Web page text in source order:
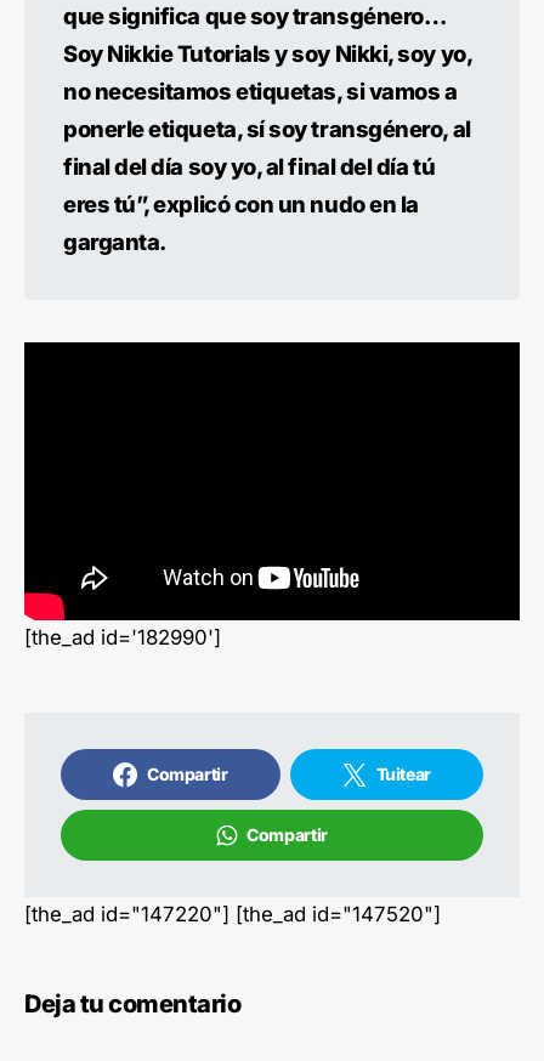
que significa que soy transgénero…
Soy Nikkie Tutorials y soy Nikki, soy yo,
no necesitamos etiquetas, si vamos a
ponerle etiqueta, sí soy transgénero, al
final del día soy yo, al final del día tú
eres tú”, explicó con un nudo en la
garganta.
[the_ad id='182990']
Compartir Tuitear
Compartir
[the_ad id="147220"] [the_ad id="147520"]
Deja tu comentario